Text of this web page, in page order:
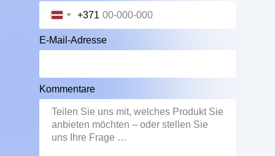
+371
E-Mail-Adresse
Kommentare